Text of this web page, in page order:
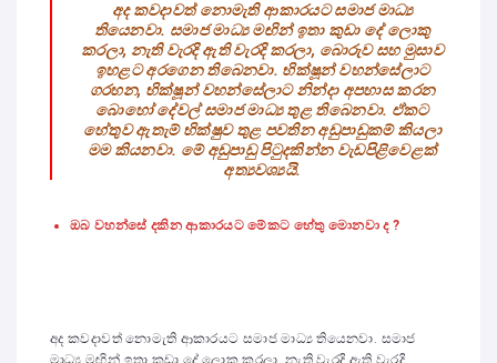
අද කවදාවත් නොමැති ආකාරයට සමාජ මාධ්‍ය
තියෙනවා. සමාජ මාධ්‍ය මඟින් ඉතා කුඩා දේ ලොකු
කරලා, නැති වැරදි ඇති වැරදි කරලා, බොරුව සහ මුසාව
ඉහළට අරගෙන තිබෙනවා. භික්ෂූන් වහන්සේලාට
ගරහන, භික්ෂූන් වහන්සේලාට නින්දා අපහාස කරන
බොහෝ දේවල් සමාජ මාධ්‍ය තුළ තිබෙනවා. ඒකට
හේතුව ඇතැම් භික්ෂුව තුළ පවතින අඩුපාඩුකම් කියලා
මම කියනවා. මේ අඩුපාඩු පිටුදකින්න වැඩපිළිවෙළක්
අත්‍යවශ්‍යයි.
ඔබ වහන්සේ දකින ආකාරයට මේකට හේතු මොනවා ද ?
අද කවදාවත් නොමැති ආකාරයට සමාජ මාධ්‍ය තියෙනවා. සමාජ